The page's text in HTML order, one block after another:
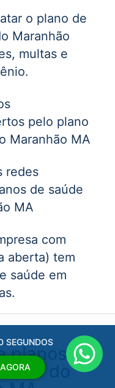
o plano de
Maranhão
multas e
pelo plano
Maranhão MA
redes
de saúde
MA
com
aberta) tem
saúde em
planos de
do
SEGUNDOS